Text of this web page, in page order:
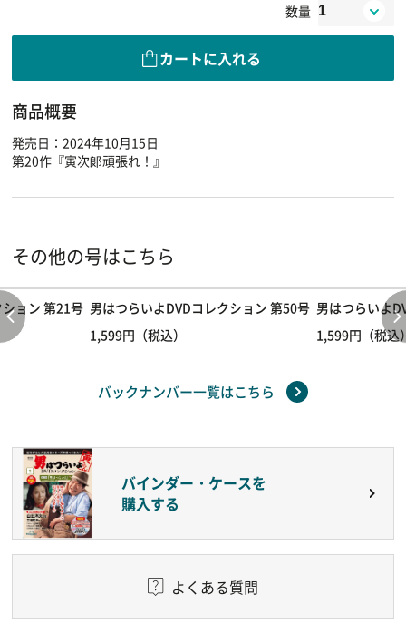
数量
カートに入れる
商品概要
発売日：2024年10月15日
第20作『寅次郞頑張れ！』
その他の号はこちら
ョン 第21号 男はつらいよDVDコレクション 第50号
1,599円（税込）
男はつらいよ
1,599円（税込
バックナンバー一覧はこちら
バインダー・ケースを
購入する
よくある質問